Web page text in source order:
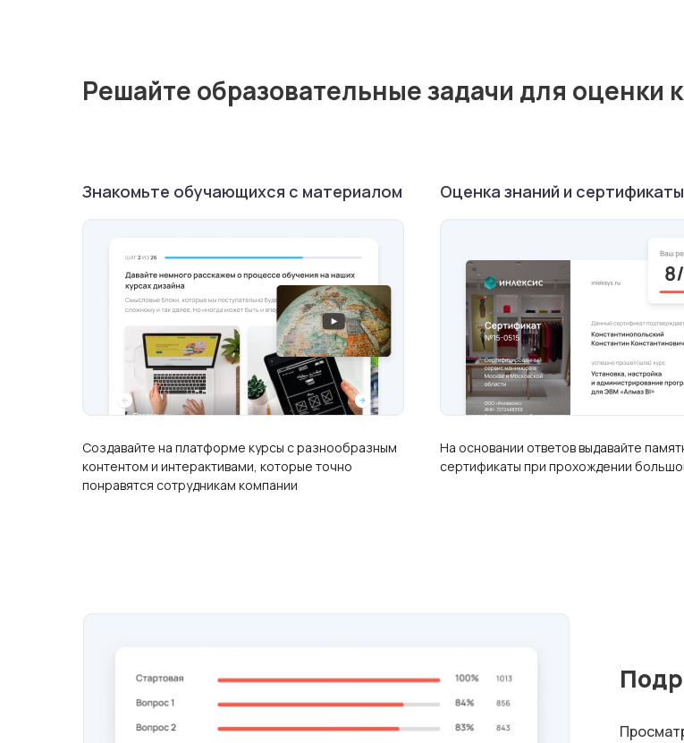
Решайте образовательные задачи для оценки
Знакомьте обучающихся с материалом
Создавайте на платформе курсы с разнообразным
контентом и интерактивами, которые точно
понравятся сотрудникам компании
Оценка знаний и сертификаты
На основании ответов выдавайте
сертификаты при прохождении